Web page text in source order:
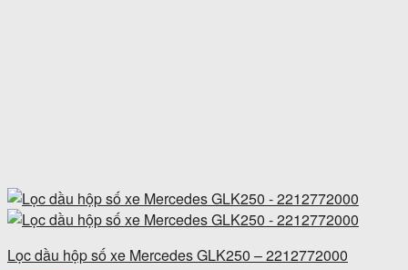
Lọc dầu hộp số xe Mercedes GLK250 – 2212772000